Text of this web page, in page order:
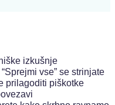
izkušnje
vse” se strinjate
prilagoditi piškotke